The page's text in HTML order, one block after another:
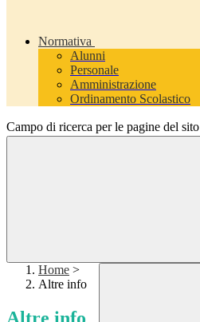
Normativa
Alunni
Personale
Amministrazione
Ordinamento Scolastico
Campo di ricerca per le pagine del sito
Home >
Altre info